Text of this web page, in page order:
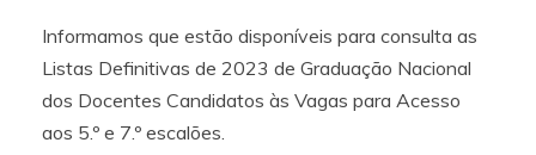
Informamos que estão disponíveis para consulta as
Listas Definitivas de 2023 de Graduação Nacional
dos Docentes Candidatos às Vagas para Acesso
aos 5.º e 7.º escalões.